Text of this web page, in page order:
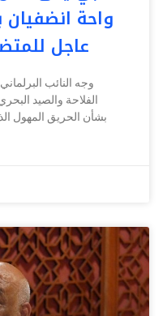
واحة
عاجل
وجه النائب
الفلاحة والصيد
بشأن الحريق المهول